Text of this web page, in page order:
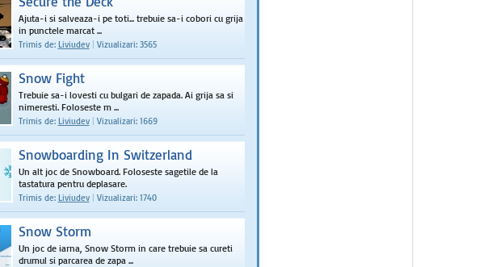
Ajuta-i si salveaza-i pe toti... trebuie sa-i cobori cu grija
in punctele marcat ...
Trimis de: Liviudev Vizualizari: 3565
Snow Fight
Trebuie sa-i lovesti cu bulgari de zapada. Ai grija sa si
nimeresti. Foloseste m ...
Trimis de: Liviudev Vizualizari: 1669
Snowboarding In Switzerland
Un alt joc de Snowboard. Foloseste sagetile de la
tastatura pentru deplasare.
Trimis de: Liviudev Vizualizari: 1740
Snow Storm
Un joc de iarna, Snow Storm in care trebuie sa cureti
drumul si parcarea de zapa ...